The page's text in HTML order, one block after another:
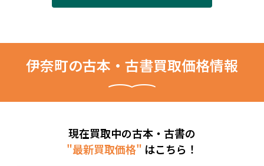
伊奈町の古本・古書買取価格情報
現在買取中の古本・古書の
"最新買取価格" はこちら！